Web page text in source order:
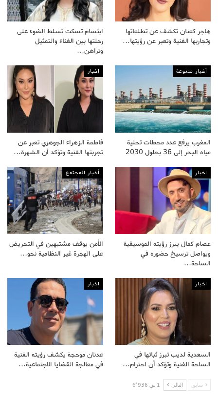
هاجر كعنان تكشف عن تطلعاتها
وتجاربها الفنية وتعبر عن رؤيتها…
ابتسام تسكت تسلط الضوء على
رحلتها بين الغناء والتمثيل
وتراهن…
أخبار متنوعة
المغرب يرفع عدد محطات تحلية
مياه البحر إلى 36 بحلول 2030
اخبار
فاطمة الزهراء الجوهري تعبر عن
تجربتها الفنية وتؤكد أن الشهرة…
اخبار
عصام كمال يبرز رؤيته الموسيقية
ويواصل ترسيخ حضوره في
الساحة…
أخبار المجتمع
الأمن يوقف مشتبهين في التحريض
على الهجرة غير النظامية نحو…
اخبار
السعدية لديب تبرز ثباتها في
الساحة الفنية وتؤكد أن احترام…
اخبار
عدنان موحجة يكشف رؤيته الفنية
في معالجة القضايا الاجتماعية…
سابق التالى 1 من 6٬936